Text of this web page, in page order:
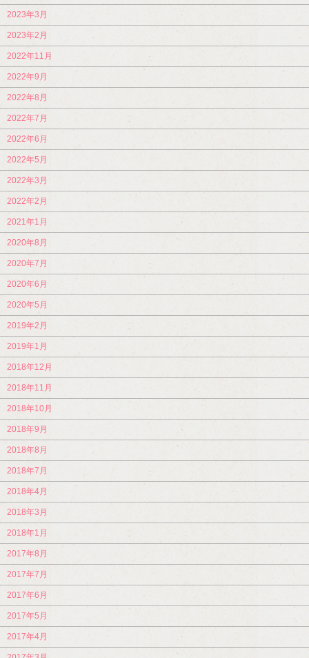
2023年3月
2023年2月
2022年11月
2022年9月
2022年8月
2022年7月
2022年6月
2022年5月
2022年3月
2022年2月
2021年1月
2020年8月
2020年7月
2020年6月
2020年5月
2019年2月
2019年1月
2018年12月
2018年11月
2018年10月
2018年9月
2018年8月
2018年7月
2018年4月
2018年3月
2018年1月
2017年8月
2017年7月
2017年6月
2017年5月
2017年4月